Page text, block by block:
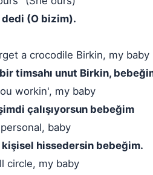
(O bizim).
a crocodile Birkin, my baby
timsahı unut Birkin,
workin', my baby
çalışıyorsun bebeğim
baby
hissedersin bebeğim.
circle, my baby